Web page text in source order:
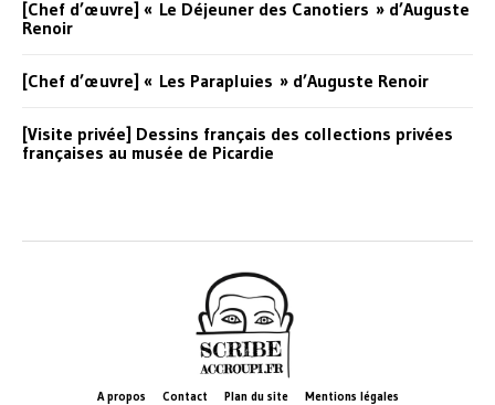
[Chef d’œuvre] « Le Déjeuner des Canotiers » d’Auguste
Renoir
[Chef d’œuvre] « Les Parapluies » d’Auguste Renoir
[Visite privée] Dessins français des collections privées
françaises au musée de Picardie
A propos Contact Plan du site Mentions légales